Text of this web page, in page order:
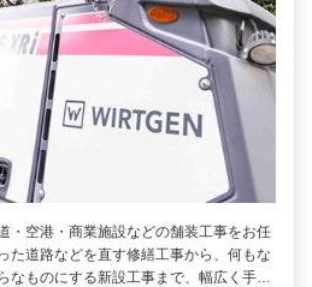
・空港・商業施設などの舗装工事をお任
た道路などを直す修繕工事から、何もな
なものにする新設工事まで、幅広く手…